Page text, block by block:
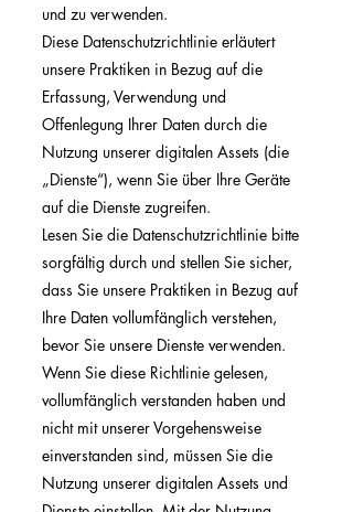
und zu verwenden.
Diese Datenschutzrichtlinie erläutert
unsere Praktiken in Bezug auf die
Erfassung, Verwendung und
Offenlegung Ihrer Daten durch die
Nutzung unserer digitalen Assets (die
„Dienste“), wenn Sie über Ihre Geräte
auf die Dienste zugreifen.
Lesen Sie die Datenschutzrichtlinie bitte
sorgfältig durch und stellen Sie sicher,
dass Sie unsere Praktiken in Bezug auf
Ihre Daten vollumfänglich verstehen,
bevor Sie unsere Dienste verwenden.
Wenn Sie diese Richtlinie gelesen,
vollumfänglich verstanden haben und
nicht mit unserer Vorgehensweise
einverstanden sind, müssen Sie die
Nutzung unserer digitalen Assets und